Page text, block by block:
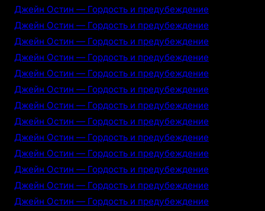
Джейн Остин — Гордость и предубеждение
Джейн Остин — Гордость и предубеждение
Джейн Остин — Гордость и предубеждение
Джейн Остин — Гордость и предубеждение
Джейн Остин — Гордость и предубеждение
Джейн Остин — Гордость и предубеждение
Джейн Остин — Гордость и предубеждение
Джейн Остин — Гордость и предубеждение
Джейн Остин — Гордость и предубеждение
Джейн Остин — Гордость и предубеждение
Джейн Остин — Гордость и предубеждение
Джейн Остин — Гордость и предубеждение
Джейн Остин — Гордость и предубеждение